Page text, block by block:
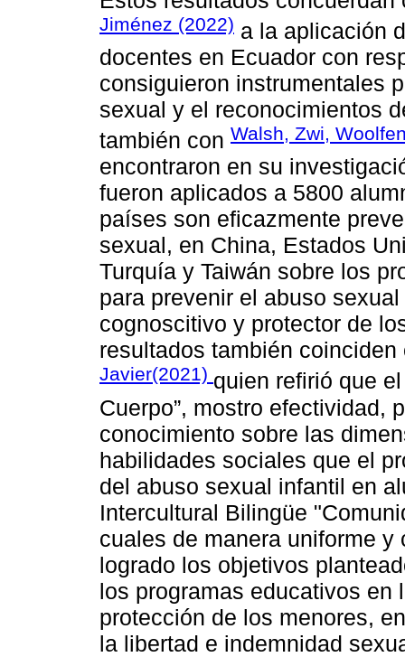
Jiménez (2022) a la aplicación
docentes en Ecuador con
consiguieron instrumentales
sexual y el reconocimientos
también con Walsh, Zwi,
encontraron en su
fueron aplicados a 5800
países son eficazmente
sexual, en China, Estados
Turquía y Taiwán sobre los
para prevenir el abuso
cognoscitivo y protector de
resultados también
Javier(2021) quien refirió que
Cuerpo”, mostro efectividad,
conocimiento sobre las
habilidades sociales que el
del abuso sexual infantil en
Intercultural Bilingüe
cuales de manera uniforme
logrado los objetivos
los programas educativos en
protección de los menores,
la libertad e indemnidad